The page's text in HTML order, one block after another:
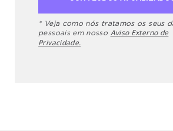
* Veja como nós tratamos os seus
pessoais em nosso Aviso Externo de
Privacidade.